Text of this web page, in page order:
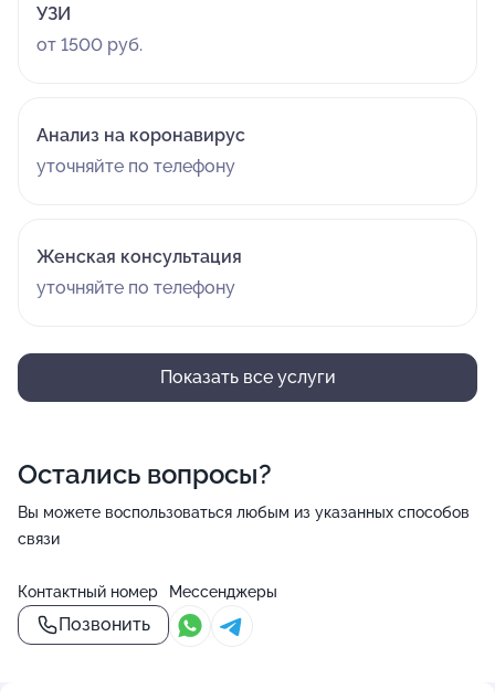
УЗИ
от 1500 руб.
Анализ на коронавирус
уточняйте по телефону
Женская консультация
уточняйте по телефону
Показать все услуги
Остались вопросы?
Вы можете воспользоваться любым из указанных способов
связи
Контактный номер
Позвонить
Мессенджеры